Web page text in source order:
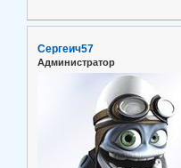
Сергеич57
Администратор